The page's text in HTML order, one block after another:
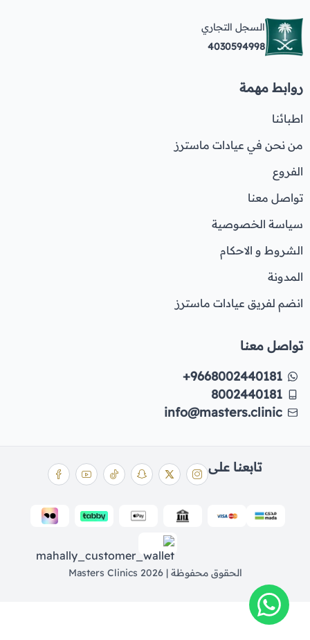
السجل التجاري
4030594998
روابط مهمة
اطبائنا
من نحن في عيادات ماسترز
الفروع
تواصل معنا
سياسة الخصوصية
الشروط و الاحكام
المدونة
انضم لفريق عيادات ماسترز
تواصل معنا
+9668002440181
8002440181
info@masters.clinic
الحقوق محفوظة | 2026 Masters Clinics
تابعنا على